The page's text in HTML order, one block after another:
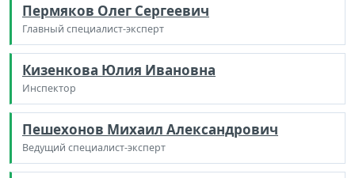
Пермяков Олег Сергеевич
Главный специалист-эксперт
Кизенкова Юлия Ивановна
Инспектор
Пешехонов Михаил Александрович
Ведущий специалист-эксперт